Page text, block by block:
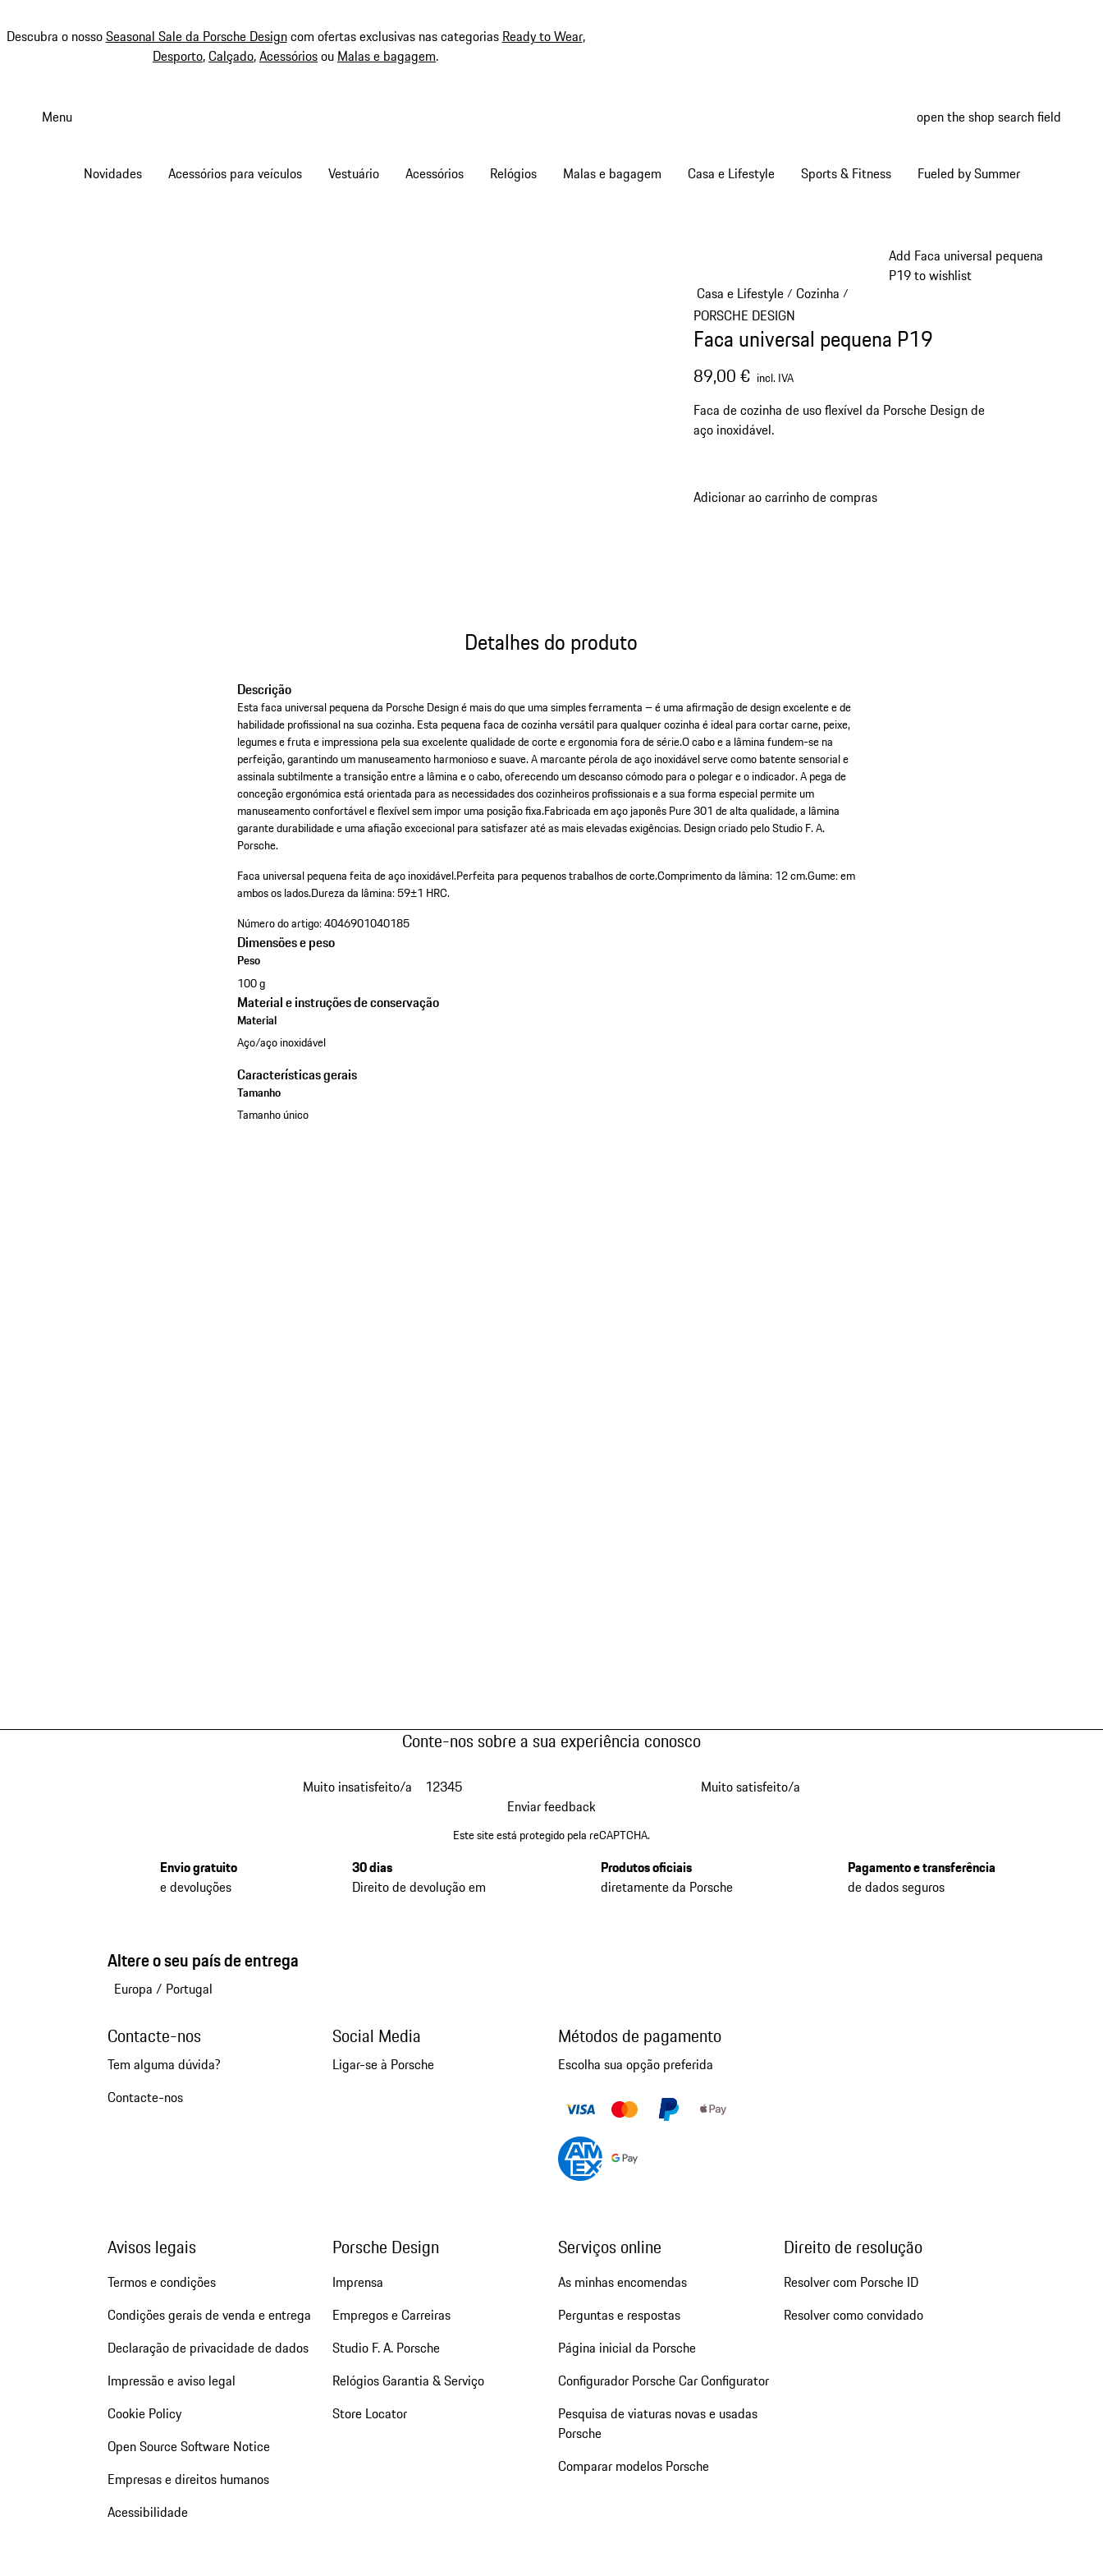
Descubra o nossoSeasonal Sale da Porsche Designcom ofertas exclusivas nas categorias Ready to Wear,
Desporto,Calçado,Acessóriosou Malas e bagagem.
conteúdoMenu open the shop search field
Novidades Acessórios para veículos Vestuário Acessórios Relógios Malas e bagagem Casa e Lifestyle Sports & Fitness Fueled by Summer
Add Faca universal pequena
P19 to wishlist
Casa e Lifestyle/ Cozinha /
PORSCHE DESIGN
Faca universal pequena P19
89,00 € incl. IVA
Faca de cozinha de uso flexível da Porsche Design de
aço inoxidável.
Adicionar ao carrinho de compras
Detalhes do produto
Descrição
Esta faca universal pequena da Porsche Design é mais do que uma simples ferramenta – é uma afirmação de design excelente e de
habilidade profissional na sua cozinha. Esta pequena faca de cozinha versátil para qualquer cozinha é ideal para cortar carne, peixe,
legumes e fruta e impressiona pela sua excelente qualidade de corte e ergonomia fora de série.O cabo e a lâmina fundem-se na
perfeição, garantindo um manuseamento harmonioso e suave. A marcante pérola de aço inoxidável serve como batente sensorial e
assinala subtilmente a transição entre a lâmina e o cabo, oferecendo um descanso cómodo para o polegar e o indicador. A pega de
conceção ergonómica está orientada para as necessidades dos cozinheiros profissionais e a sua forma especial permite um
manuseamento confortável e flexível sem impor uma posição fixa.Fabricada em aço japonês Pure 301 de alta qualidade, a lâmina
garante durabilidade e uma afiação excecional para satisfazer até as mais elevadas exigências. Design criado pelo Studio F. A.
Porsche.
Faca universal pequena feita de aço inoxidável.Perfeita para pequenos trabalhos de corte.Comprimento da lâmina: 12 cm.Gume: em
ambos os lados.Dureza da lâmina: 59±1 HRC.
Número do artigo:4046901040185
Dimensões e peso
Peso
100 g
Material e instruções de conservação
Material
Aço/aço inoxidável
Características gerais
Tamanho
Tamanho único
Conte-nos sobre a sua experiência conosco
Muito insatisfeito/a 12345
Muito satisfeito/a
Enviar feedback
Este site está protegido pela reCAPTCHA.
Envio gratuito
e devoluções
30 dias
Direito de devolução em
Produtos oficiais
diretamente da Porsche
Pagamento e transferência
de dados seguros
Altere o seu país de entrega
Europa / Portugal
Contacte-nos
Tem alguma dúvida?
Contacte-nos
Social Media
Ligar-se à Porsche
Métodos de pagamento
Escolha sua opção preferida
Avisos legais
Termos e condições
Condições gerais de venda e entrega
Declaração de privacidade de dados
Impressão e aviso legal
Cookie Policy
Open Source Software Notice
Empresas e direitos humanos
Acessibilidade
Porsche Design
Imprensa
Empregos e Carreiras
Studio F. A. Porsche
Relógios Garantia & Serviço
Store Locator
Serviços online
As minhas encomendas
Perguntas e respostas
Página inicial da Porsche
Configurador Porsche Car Configurator
Pesquisa de viaturas novas e usadas
Porsche
Comparar modelos Porsche
Direito de resolução
Resolver com Porsche ID
Resolver como convidado